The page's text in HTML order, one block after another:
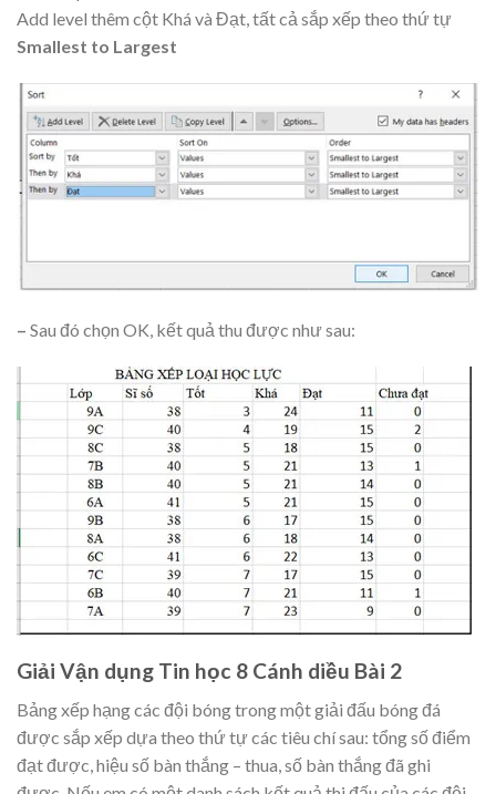
Add level thêm cột Khá và Đạt, tất cả sắp xếp theo thứ tự
Smallest to Largest
– Sau đó chọn OK, kết quả thu được như sau:
Giải Vận dụng Tin học 8 Cánh diều Bài 2
Bảng xếp hạng các đội bóng trong một giải đấu bóng đá
được sắp xếp dựa theo thứ tự các tiêu chí sau: tổng số điểm
đạt được, hiệu số bàn thắng – thua, số bàn thắng đã ghi